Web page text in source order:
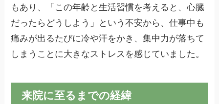
もあり、「この年齢と生活習慣を考えると、心臓
だったらどうしよう」という不安から、仕事中も
痛みが出るたびに冷や汗をかき、集中力が落ちて
しまうことに大きなストレスを感じていました。
来院に至るまでの経緯